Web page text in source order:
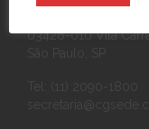
03426-010 Vila